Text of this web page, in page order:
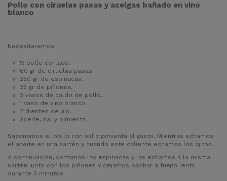
Pollo con ciruelas pasas y acelgas bañado en vino
blanco
Necesitaremos:
½ pollo cortado.
60 gr de ciruelas pasas.
250 gr de espinacas.
25 gr de piñones.
2 vasos de caldo de pollo.
1 vaso de vino blanco.
2 dientes de ajo.
Aceite, sal y pimienta.
Sazonamos el pollo con sal y pimienta al gusto. Mientras echamos
el aceite en una sartén y cuando esté caliente echamos los ajitos.
A continuación, cortamos las espinacas y las echamos a la misma
sartén junto con los piñones y dejamos pochar a fuego lento
durante 5 minutos.